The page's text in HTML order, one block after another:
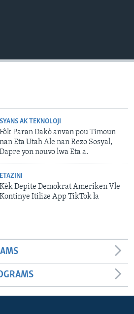
SYANS AK TEKNOLOJI
Fòk Paran Dakò anvan pou Timoun
nan Eta Utah Ale nan Rezo Sosyal,
Dapre yon nouvo lwa Eta a.
ETAZINI
Kèk Depite Demokrat Ameriken Vle
Kontinye Itilize App TikTok la